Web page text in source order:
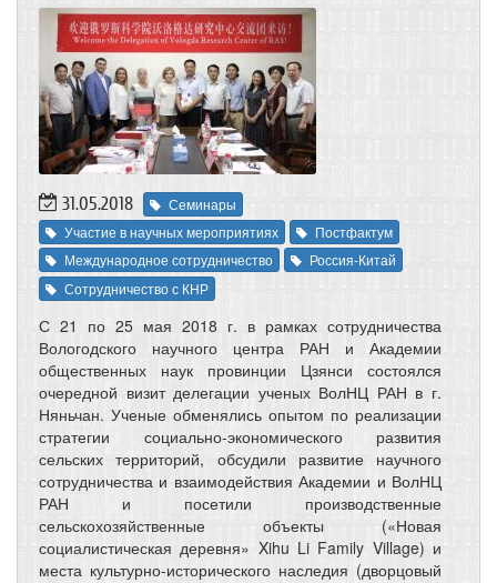
31.05.2018
Семинары
Участие в научных мероприятиях
Постфактум
Международное сотрудничество
Россия-Китай
Сотрудничество с КНР
С 21 по 25 мая 2018 г. в рамках сотрудничества
Вологодского научного центра РАН и Академии
общественных наук провинции Цзянси состоялся
очередной визит делегации ученых ВолНЦ РАН в г.
Няньчан. Ученые обменялись опытом по реализации
стратегии социально-экономического развития
сельских территорий, обсудили развитие научного
сотрудничества и взаимодействия Академии и ВолНЦ
РАН и посетили производственные
сельскохозяйственные объекты («Новая
социалистическая деревня» Xihu Li Family Village) и
места культурно-исторического наследия (дворцовый